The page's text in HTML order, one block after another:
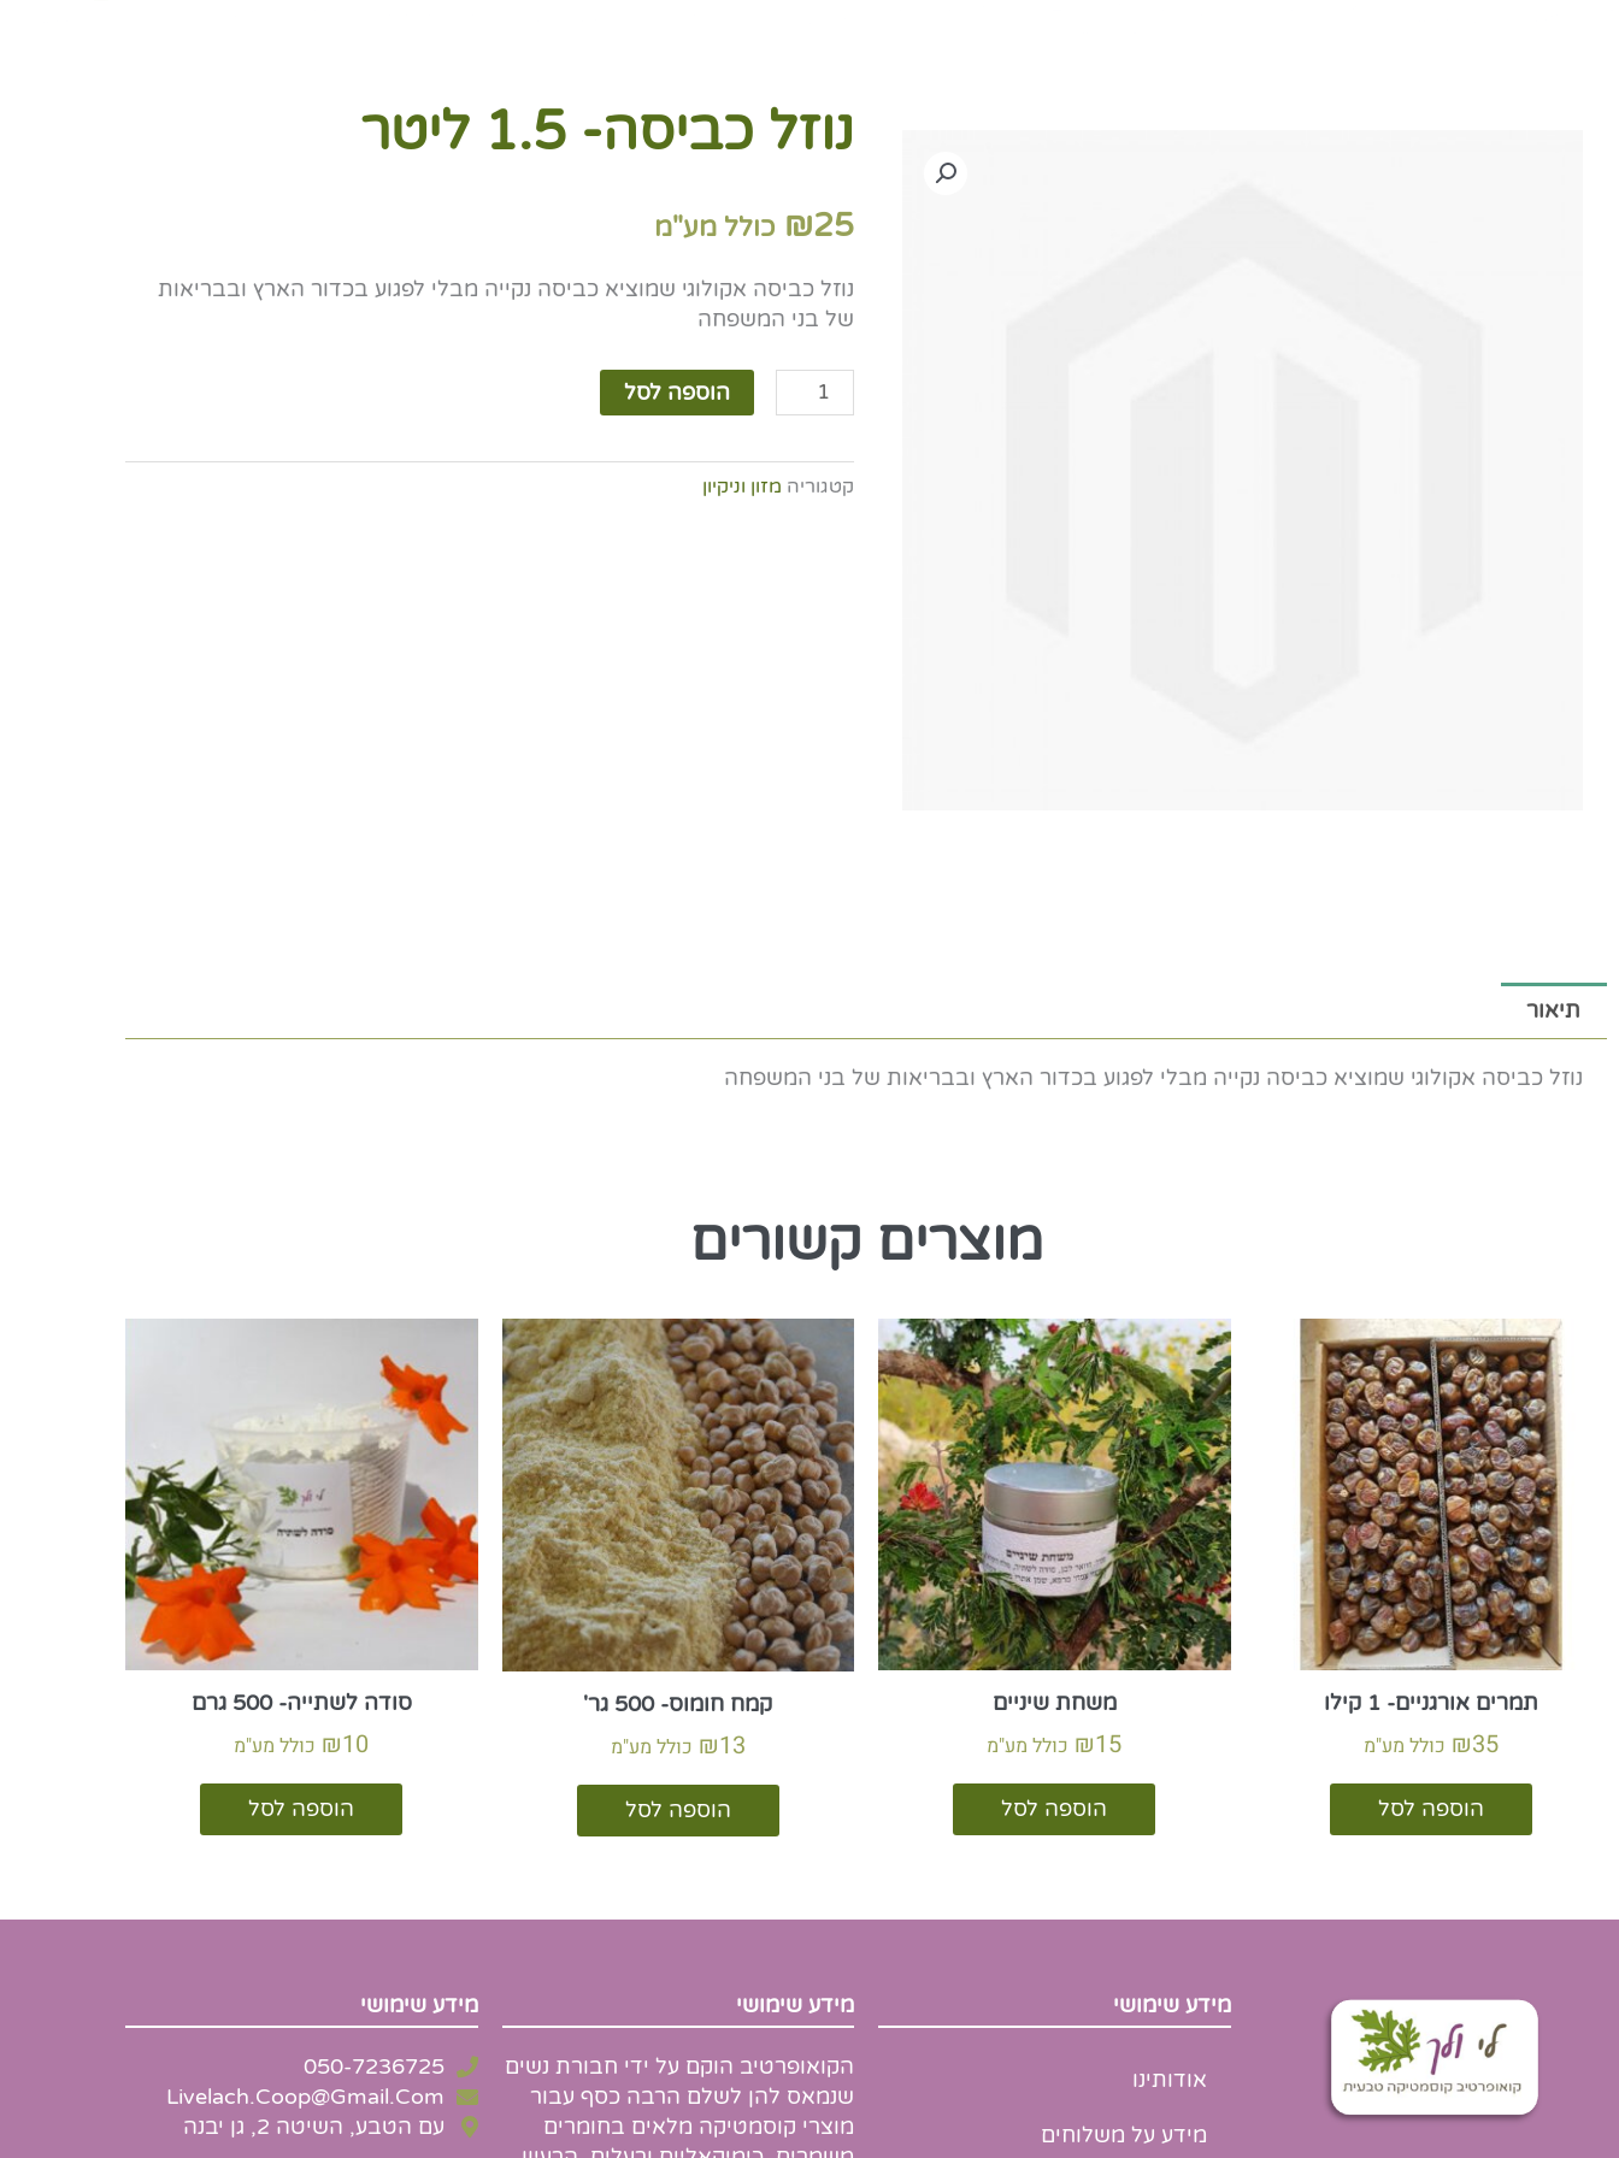
נוזל כביסה- 1.5 ליטר
₪25 כולל מע"מ
נוזל כביסה אקולוגי שמוציא כביסה נקייה מבלי לפגוע בכדור הארץ ובבריאות
של בני המשפחה
כמות
של
1.5
הוספה לסל
קטגוריה מזון וניקיון
תיאור
נוזל כביסה אקולוגי שמוציא כביסה נקייה מבלי לפגוע בכדור הארץ ובבריאות של בני המשפחה
מוצרים קשורים
תמרים אורגניים- 1 קילו
₪35 כולל מע"מ
הוספה לסל
משחת שיניים
₪15 כולל מע"מ
הוספה לסל
קמח חומוס- 500 גר'
₪13 כולל מע"מ
הוספה לסל
סודה לשתייה- 500 גרם
₪10 כולל מע"מ
הוספה לסל
מידע שימושי
אודותינו
מידע על משלוחים
מידע שימושי
הקואופרטיב הוקם על ידי חבורת נשים
שנמאס להן לשלם הרבה כסף עבור
מוצרי קוסמטיקה מלאים בחומרים
מידע שימושי
050-7236725
Livelach.Coop@Gmail.Com
עם הטבע, השיטה 2, גן יבנה